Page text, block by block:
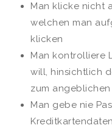
Man klicke nicht
welchen man
klicken
Man kontrolliere
will, hinsichtlich
zum angeblichen
Man gebe nie